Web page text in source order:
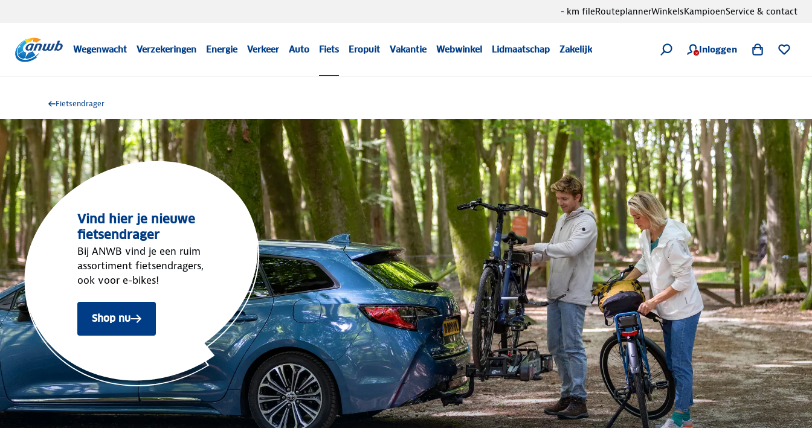
Wegenwacht Verzekeringen Energie Verkeer Auto Fiets Eropuit Vakantie Webwinkel Lidmaatschap Zakelijk Inloggen
- km fileRouteplannerWinkelsKampioenService & contact
Fietsendrager
Vind hier je nieuwe
fietsendrager
Bij ANWB vind je een ruim
assortiment fietsendragers,
ook voor e-bikes!
Shop nu